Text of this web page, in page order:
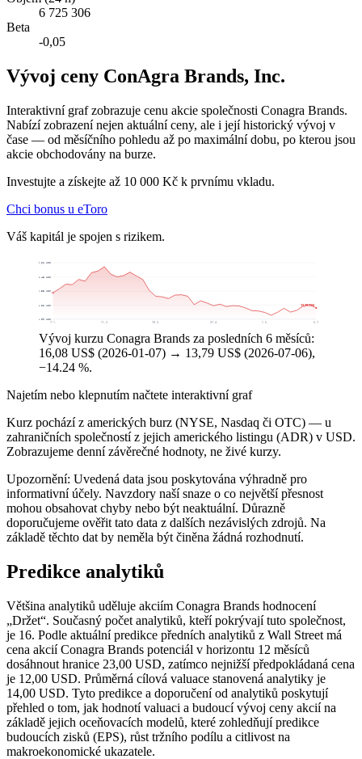
6 725 306
Beta
-0,05
Vývoj ceny ConAgra Brands, Inc.
Interaktivní graf zobrazuje cenu akcie společnosti Conagra Brands.
Nabízí zobrazení nejen aktuální ceny, ale i její historický vývoj v
čase — od měsíčního pohledu až po maximální dobu, po kterou jsou
akcie obchodovány na burze.
Investujte a získejte až 10 000 Kč k prvnímu vkladu.
Chci bonus u eToro
Váš kapitál je spojen s rizikem.
12,09 US$
14,22 US$
16,35 US$
18,48 US$
20,61 US$
7. 1. 11. 2. 18. 3. 27. 4. 1. 6. 6. 7.
13,79 US$
Vývoj kurzu Conagra Brands za posledních 6 měsíců:
16,08 US$ (2026-01-07) → 13,79 US$ (2026-07-06),
−14.24 %.
Najetím nebo klepnutím načtete interaktivní graf
Kurz pochází z amerických burz (NYSE, Nasdaq či OTC) — u
zahraničních společností z jejich amerického listingu (ADR) v USD.
Zobrazujeme denní závěrečné hodnoty, ne živé kurzy.
Upozornění: Uvedená data jsou poskytována výhradně pro
informativní účely. Navzdory naší snaze o co největší přesnost
mohou obsahovat chyby nebo být neaktuální. Důrazně
doporučujeme ověřit tato data z dalších nezávislých zdrojů. Na
základě těchto dat by neměla být činěna žádná rozhodnutí.
Predikce analytiků
Většina analytiků uděluje akciím Conagra Brands hodnocení
„Držet“. Současný počet analytiků, kteří pokrývají tuto společnost,
je 16. Podle aktuální predikce předních analytiků z Wall Street má
cena akcií Conagra Brands potenciál v horizontu 12 měsíců
dosáhnout hranice 23,00 USD, zatímco nejnižší předpokládaná cena
je 12,00 USD. Průměrná cílová valuace stanovená analytiky je
14,00 USD. Tyto predikce a doporučení od analytiků poskytují
přehled o tom, jak hodnotí valuaci a budoucí vývoj ceny akcií na
základě jejich oceňovacích modelů, které zohledňují predikce
budoucích zisků (EPS), růst tržního podílu a citlivost na
makroekonomické ukazatele.